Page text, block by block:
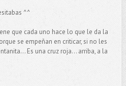
^^
que cada uno hace lo que le da la
se empeñan en criticar, si no les
Es una cruz roja... arriba, a la